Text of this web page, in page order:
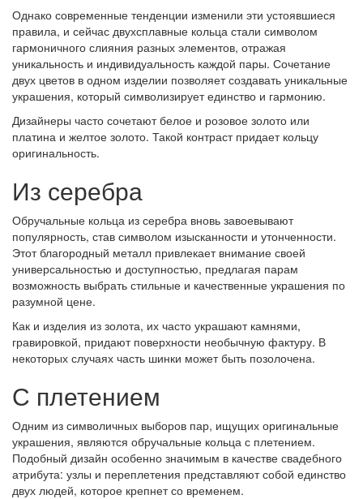
Однако современные тенденции изменили эти устоявшиеся
правила, и сейчас двухсплавные кольца стали символом
гармоничного слияния разных элементов, отражая
уникальность и индивидуальность каждой пары. Сочетание
двух цветов в одном изделии позволяет создавать уникальные
украшения, который символизирует единство и гармонию.
Дизайнеры часто сочетают белое и розовое золото или
платина и желтое золото. Такой контраст придает кольцу
оригинальность.
Из серебра
Обручальные кольца из серебра вновь завоевывают
популярность, став символом изысканности и утонченности.
Этот благородный металл привлекает внимание своей
универсальностью и доступностью, предлагая парам
возможность выбрать стильные и качественные украшения по
разумной цене.
Как и изделия из золота, их часто украшают камнями,
гравировкой, придают поверхности необычную фактуру. В
некоторых случаях часть шинки может быть позолочена.
С плетением
Одним из символичных выборов пар, ищущих оригинальные
украшения, являются обручальные кольца с плетением.
Подобный дизайн особенно значимым в качестве свадебного
атрибута: узлы и переплетения представляют собой единство
двух людей, которое крепнет со временем.